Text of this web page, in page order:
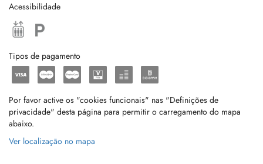
Acessibilidade
Tipos de pagamento
Por favor active os "cookies funcionais" nas "Definições de
privacidade" desta página para permitir o carregamento do mapa
abaixo.
Ver localização no mapa